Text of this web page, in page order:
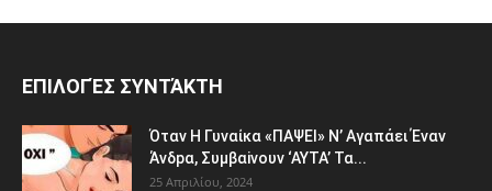
ΕΠΙΛΟΓΈΣ ΣΥΝΤΆΚΤΗ
Όταv H Γυναίκα «ΠΑΨEΙ» Ν’ Αγαπάει Έvαν
Άνδpα, Συμβαiνουv ‘AYTA’ Τα...
25 Απριλίου, 2024